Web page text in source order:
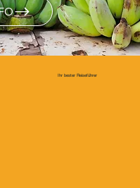
+ INFO
Ihr bester Reiseführer